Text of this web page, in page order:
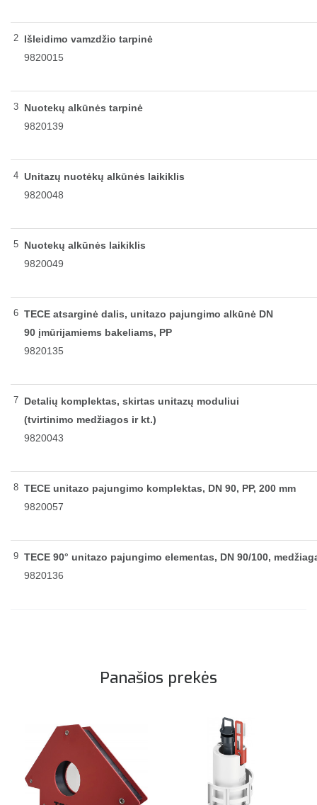
2 Išleidimo vamzdžio tarpinė
9820015
3 Nuotekų alkūnės tarpinė
9820139
4 Unitazų nuotėkų alkūnės laikiklis
9820048
5 Nuotekų alkūnės laikiklis
9820049
6 TECE atsarginė dalis, unitazo pajungimo alkūnė DN
90 įmūrijamiems bakeliams, PP
9820135
7 Detalių komplektas, skirtas unitazų moduliui
(tvirtinimo medžiagos ir kt.)
9820043
8 TECE unitazo pajungimo komplektas, DN 90, PP, 200 mm
9820057
9 TECE 90° unitazo pajungimo elementas, DN 90/100,
9820136
Panašios prekės